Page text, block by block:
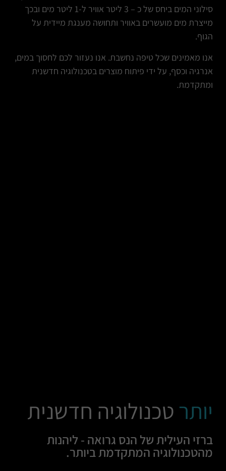
סילוני המים ביחס של כ – 3 ליטר אוויר ל-1 ליטר מים ובכך
מייצרת מים מועשרים באוויר ותחושה מענגת מיידית על
הגוף.
אנו מאמינים שכל טיפה נחשבת. אנו נעזור לכם לחסוך במים,
אנרגיה וכסף, על ידי פיתוח מוצרים בטכנולוגיה חדשנית
ומתקדמת.
יותר טכנולוגיה חדשנית
ברזי העילית של הנס גרואה - ליהנות
מהטכנולוגיה המתקדמת ביותר.